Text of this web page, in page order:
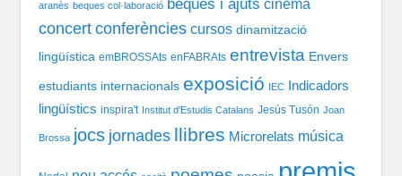
aranès beques col·laboració beques i ajuts cinema
concert conferències cursos dinamització
lingüística emBROSSAts enFABRAts entrevista Envers
estudiants internacionals exposició IEC
Indicadors
lingüístics inspira't Institut d'Estudis Catalans Jesús Tusón Joan
Brossa jocs jornades llibres Microrelats música